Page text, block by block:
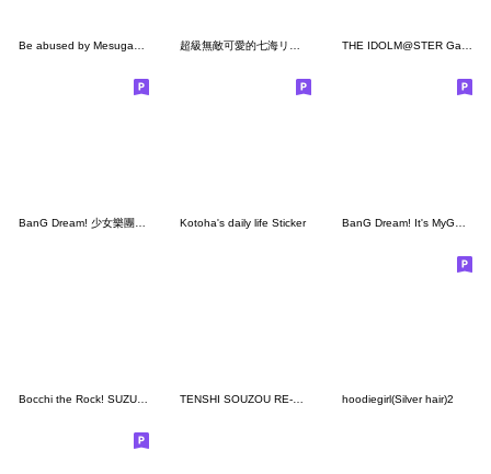
Be abused by Mesugaki-Chan 2 超級無敵可愛的七海リンコ THE IDOLM@STER Gakuen
Kotoha's daily life Sticker
hoodiegirl(Silver hair)2